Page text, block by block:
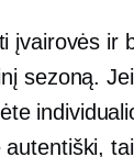
įvairovės ir
sezoną.